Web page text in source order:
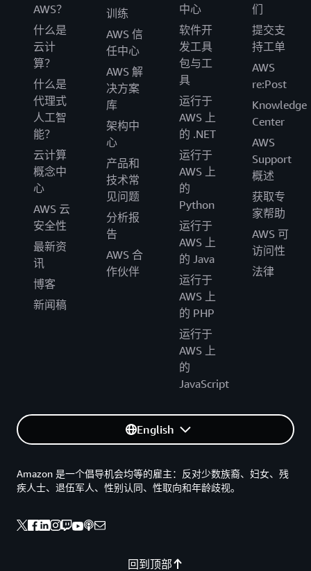
AWS？
什么是
云计
算？
什么是
代理式
人工智
能？
云计算
概念中
心
AWS 云
安全性
最新资
讯
博客
新闻稿
训练
AWS 信
任中心
AWS 解
决方案
库
架构中
心
产品和
技术常
见问题
分析报
告
AWS 合
作伙伴
中心
软件开
发工具
包与工
具
运行于
AWS 上
的 .NET
运行于
AWS 上
的
Python
运行于
AWS 上
的 Java
运行于
AWS 上
的 PHP
运行于
AWS 上
的
JavaScript
们
提交支
持工单
AWS
re:Post
Knowledge
Center
AWS
Support
概述
获取专
家帮助
AWS 可
访问性
法律
English
回到顶部
Amazon 是一个倡导机会均等的雇主：反对少数族裔、妇女、残
疾人士、退伍军人、性别认同、性取向和年龄歧视。